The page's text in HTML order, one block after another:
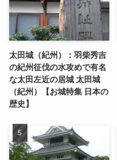
太田城（紀州）：羽柴秀吉
の紀州征伐の水攻めで有名
な太田左近の居城 太田城
（紀州）【お城特集 日本の
歴史】